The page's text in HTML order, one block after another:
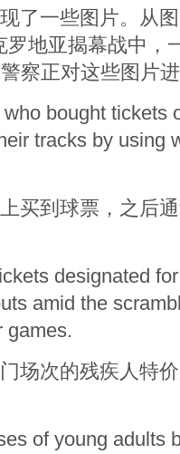
了一些图片。从
地亚揭幕战中，
察正对这些图片
bought tickets
tracks by using
买到球票，之后
designated
amid the
games.
场次的残疾人特
of young adults